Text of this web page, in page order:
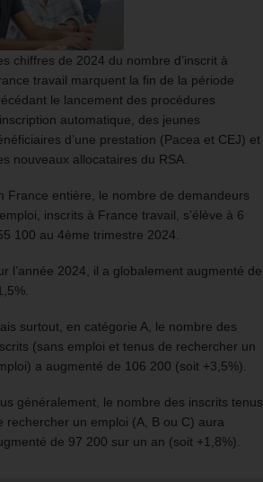
chiffres de 2024 du nombre d’inscrit à
travail marquent la fin de la période
le lancement des procédures
automatique, des jeunes
d’une prestation (Pacea et CEJ) et
nouveaux allocataires du RSA.
France entière, le nombre de demandeurs
inscrits à France travail, s’élève à 6
100 au 4ème trimestre 2024.
l’année 2024, il a globalement augmenté de
surtout, en catégorie A, le nombre des
(sans emploi et tenus de rechercher un
a augmenté de 106 200 (soit +3,5%).
généralement, le nombre des inscrits tenus
rechercher un emploi (A, B ou C) aura
de 97 200 sur un an (soit +1,8%).